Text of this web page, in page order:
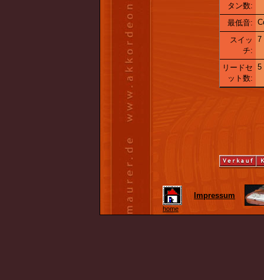
タン数:
最低音:
スイッ
チ:
7
リードセ
ット数:
5
home
Impressum